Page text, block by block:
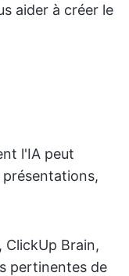
aider à créer le
l'IA peut
ClickUp Brain,
pertinentes de